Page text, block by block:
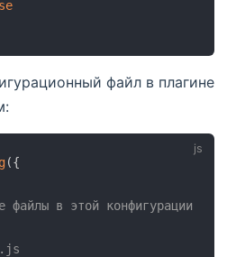
файл в плагине
({
файлы в этой конфигурации